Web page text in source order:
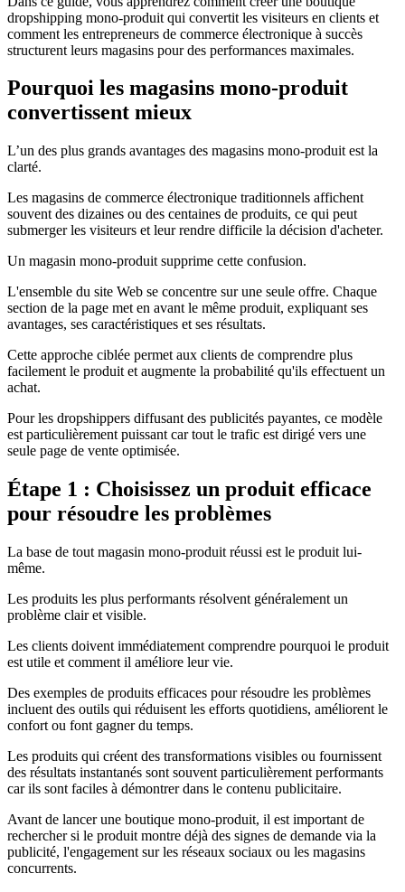
dropshipping mono-produit qui convertit les visiteurs en clients et
comment les entrepreneurs de commerce électronique à succès
structurent leurs magasins pour des performances maximales.
Pourquoi les magasins mono-produit
convertissent mieux
L’un des plus grands avantages des magasins mono-produit est la
clarté.
Les magasins de commerce électronique traditionnels affichent
souvent des dizaines ou des centaines de produits, ce qui peut
submerger les visiteurs et leur rendre difficile la décision d'acheter.
Un magasin mono-produit supprime cette confusion.
L'ensemble du site Web se concentre sur une seule offre. Chaque
section de la page met en avant le même produit, expliquant ses
avantages, ses caractéristiques et ses résultats.
Cette approche ciblée permet aux clients de comprendre plus
facilement le produit et augmente la probabilité qu'ils effectuent un
achat.
Pour les dropshippers diffusant des publicités payantes, ce modèle
est particulièrement puissant car tout le trafic est dirigé vers une
seule page de vente optimisée.
Étape 1 : Choisissez un produit efficace
pour résoudre les problèmes
La base de tout magasin mono-produit réussi est le produit lui-
même.
Les produits les plus performants résolvent généralement un
problème clair et visible.
Les clients doivent immédiatement comprendre pourquoi le produit
est utile et comment il améliore leur vie.
Des exemples de produits efficaces pour résoudre les problèmes
incluent des outils qui réduisent les efforts quotidiens, améliorent le
confort ou font gagner du temps.
Les produits qui créent des transformations visibles ou fournissent
des résultats instantanés sont souvent particulièrement performants
car ils sont faciles à démontrer dans le contenu publicitaire.
Avant de lancer une boutique mono-produit, il est important de
rechercher si le produit montre déjà des signes de demande via la
publicité, l'engagement sur les réseaux sociaux ou les magasins
concurrents.